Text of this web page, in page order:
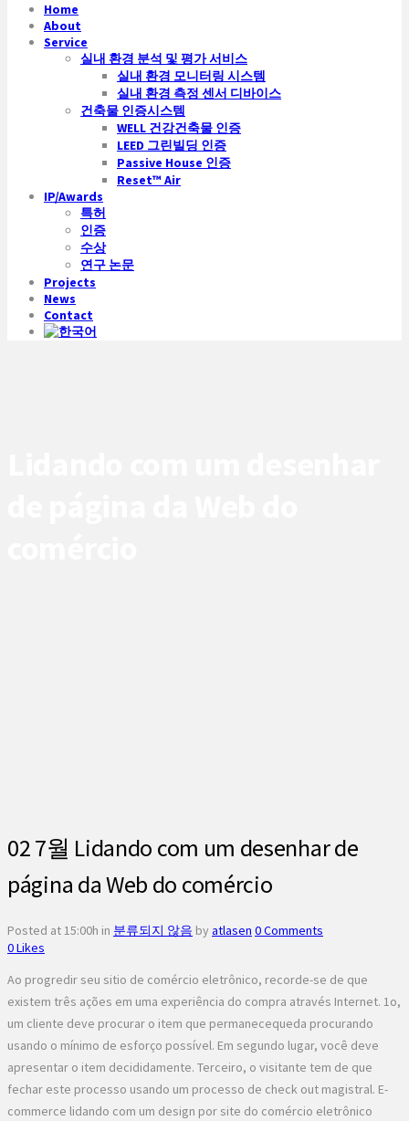
Home
About
Service
실내 환경 분석 및 평가 서비스
실내 환경 모니터링 시스템
실내 환경 측정 센서 디바이스
건축물 인증시스템
WELL 건강건축물 인증
LEED 그린빌딩 인증
Passive House 인증
Reset™ Air
IP/Awards
특허
인증
수상
연구 논문
Projects
News
Contact
02 7월 Lidando com um desenhar de
página da Web do comércio
Posted at 15:00h in 분류되지 않음 by atlasen 0 Comments
0Likes
Ao progredir seu sitio de comércio eletrônico, recorde-se de que
existem três ações em uma experiência do compra através Internet. 1o,
um cliente deve procurar o item que permanecequeda procurando
usando o mínimo de esforço possível. Em segundo lugar, você deve
apresentar o item decididamente. Terceiro, o visitante tem de que
fechar este processo usando um processo de check out magistral. E-
commerce lidando com um design por site do comércio eletrônico